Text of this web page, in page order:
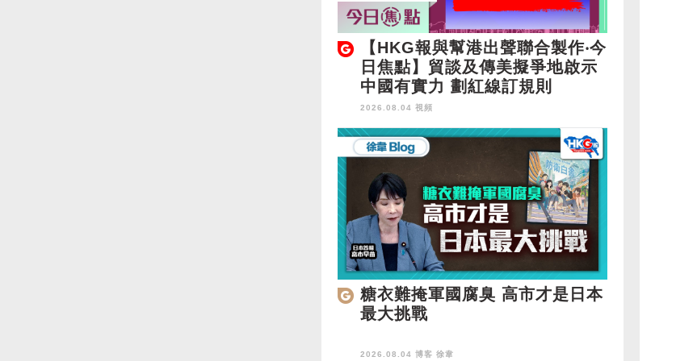
【HKG報與幫港出聲聯合製作‧今
日焦點】貿談及傳美擬爭地啟示
中國有實力 劃紅線訂規則
2026.08.04 視頻
糖衣難掩軍國腐臭 高市才是日本
最大挑戰
2026.08.04 博客 徐韋